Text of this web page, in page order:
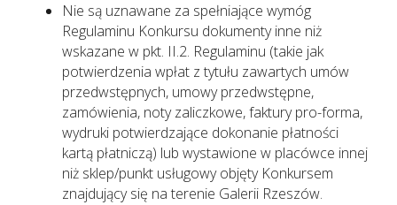
Nie są uznawane za spełniające wymóg
Regulaminu Konkursu dokumenty inne niż
wskazane w pkt. II.2. Regulaminu (takie jak
potwierdzenia wpłat z tytułu zawartych umów
przedwstępnych, umowy przedwstępne,
zamówienia, noty zaliczkowe, faktury pro-forma,
wydruki potwierdzające dokonanie płatności
kartą płatniczą) lub wystawione w placówce innej
niż sklep/punkt usługowy objęty Konkursem
znajdujący się na terenie Galerii Rzeszów.